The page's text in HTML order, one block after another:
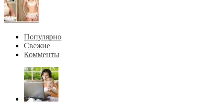
Популярно
Свежие
Комменты